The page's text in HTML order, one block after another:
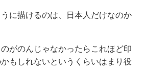
に描けるのは、日本人だけなのか
がのんじゃなかったらこれほど印
もしれないというくらいはまり役